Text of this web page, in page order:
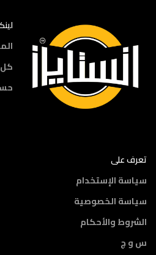
كل
تعرف على
سياسة الإستخدام
سياسة الخصوصية
الشروط والأحكام
س و ج